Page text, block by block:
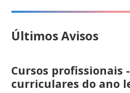
Últimos Avisos
Cursos profissionais -
curriculares do ano